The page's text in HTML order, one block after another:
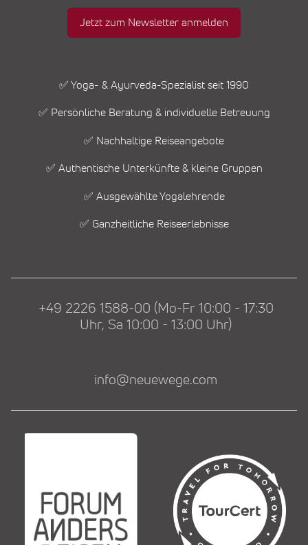
Jetzt zum Newsletter anmelden
✅ Yoga- & Ayurveda-Spezialist seit 1990
✅ Persönliche Beratung & individuelle Betreuung
✅ Nachhaltige Reiseangebote
✅ Authentische Unterkünfte & kleine Gruppen
✅ Ausgewählte Yogalehrende
✅ Ganzheitliche Reiseerlebnisse
+49 2226 1588-00 (Mo-Fr 10:00 - 17:30
Uhr, Sa 10:00 - 13:00 Uhr)
info@neuewege.com